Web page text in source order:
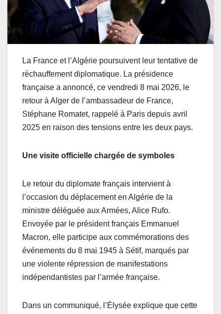
La France et l’Algérie poursuivent leur tentative de
réchauffement diplomatique. La présidence
française a annoncé, ce vendredi 8 mai 2026, le
retour à Alger de l’ambassadeur de France,
Stéphane Romatet, rappelé à Paris depuis avril
2025 en raison des tensions entre les deux pays.
Une visite officielle chargée de symboles
Le retour du diplomate français intervient à
l’occasion du déplacement en Algérie de la
ministre déléguée aux Armées, Alice Rufo.
Envoyée par le président français Emmanuel
Macron, elle participe aux commémorations des
événements du 8 mai 1945 à Sétif, marqués par
une violente répression de manifestations
indépendantistes par l’armée française.
Dans un communiqué, l’Élysée explique que cette